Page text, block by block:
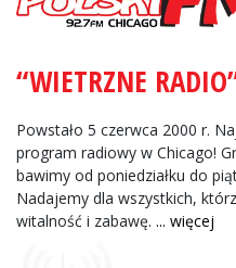
“WIETRZNE
Powstało 5 czerwca 2000 r.
program radiowy w Chicago!
bawimy od poniedziałku do
Nadajemy dla wszystkich,
witalność i zabawę. ... więcej